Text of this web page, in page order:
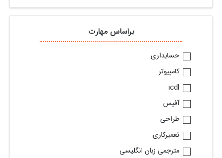
براساس مهارت
حسابداری
کامپیوتر
آفیس
طراحی
تعمیرکاری
مترجمی زبان انگلیسی